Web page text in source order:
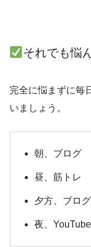
それでも悩
完全に悩まずに毎
いましょう。
朝、ブログ
昼、筋トレ
夕方、ブロ
夜、